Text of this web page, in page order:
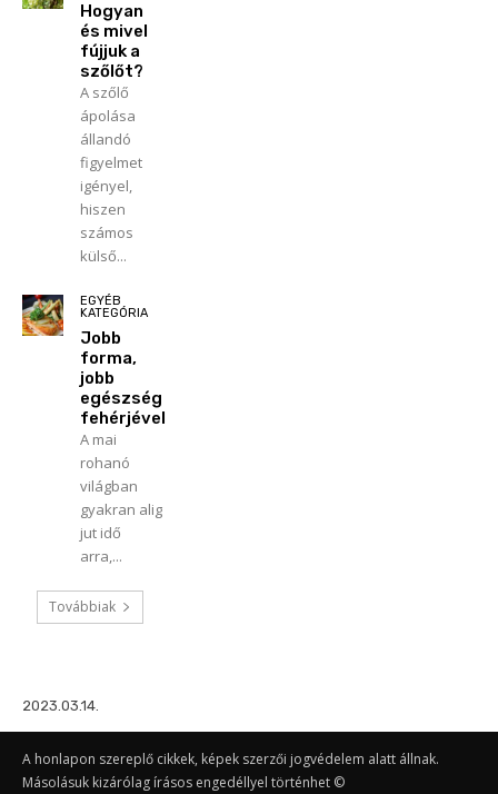
Hogyan
és mivel
fújjuk a
szőlőt?
A szőlő
ápolása
állandó
figyelmet
igényel,
hiszen
számos
külső...
EGYÉB
KATEGÓRIA
Jobb
forma,
jobb
egészség
fehérjével
A mai
rohanó
világban
gyakran alig
jut idő
arra,...
Továbbiak
2023.03.14.
A honlapon szereplő cikkek, képek szerzői jogvédelem alatt állnak.
Másolásuk kizárólag írásos engedéllyel történhet ©